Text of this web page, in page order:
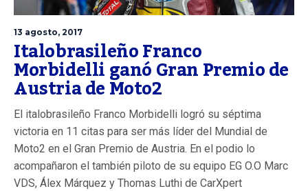
13 agosto, 2017
Italobrasileño Franco
Morbidelli ganó Gran Premio de
Austria de Moto2
El italobrasileño Franco Morbidelli logró su séptima
victoria en 11 citas para ser más líder del Mundial de
Moto2 en el Gran Premio de Austria. En el podio lo
acompañaron el también piloto de su equipo EG O.O Marc
VDS, Álex Márquez y Thomas Luthi de CarXpert